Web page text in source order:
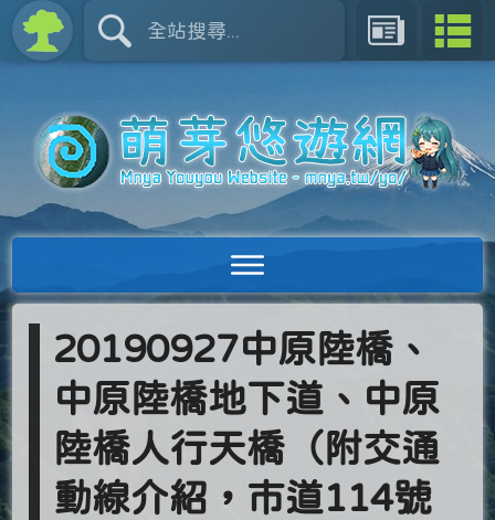
20190927中原陸橋、
中原陸橋地下道、中原
陸橋人行天橋（附交通
動線介紹，市道114號